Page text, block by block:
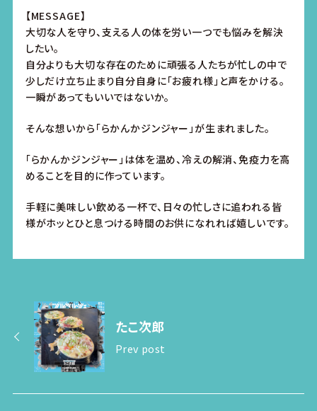
【MESSAGE】
大切な人を守り、支える人の体を労い一つでも悩みを解決
したい。
自分よりも大切な存在のために頑張る人たちが忙しの中で
少しだけ立ち止まり自分自身に「お疲れ様」と声をかける。
一瞬があってもいいではないか。
そんな想いから「らかんかジンジャー」が生まれました。
「らかんかジンジャー」は体を温め、冷えの解消、免疫力を高
めることを目的に作っています。
手軽に美味しい飲める一杯で、日々の忙しさに追われる皆
様がホッとひと息つける時間のお供になれれば嬉しいです。
たこ次郎
Prev post